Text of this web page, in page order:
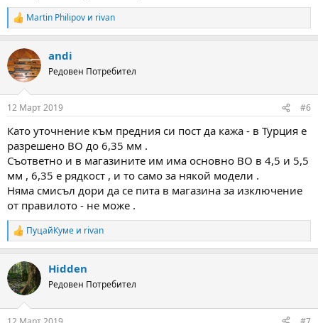
R
e
c
t
i
s
Martin Philipov и rivan
andi
Редовен Потребител
12 Март 2019 #6
Като уточнение към предния си пост да кажа - в Турция е
разрешено ВО до 6,35 мм .
Съответно и в магазините им има основно ВО в 4,5 и 5,5
мм , 6,35 е рядкост , и то само за някой модели .
Няма смисъл дори да се пита в магазина за изключение
от правилото - не може .
R
e
c
t
i
ПуцайКуме и rivan
Hidden
Редовен Потребител